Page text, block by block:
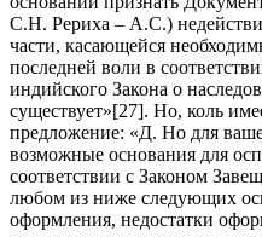
С.Н. Рериха – А.С.)
части, касающейся
последней воли в
индийского Закона о
существует»[27]. Но, коль
предложение: «Д. Но для
возможные основания для
соответствии с Законом
любом из ниже следующих
оформления, недостатки